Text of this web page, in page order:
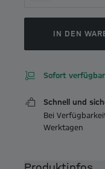
IN DEN
Sofort verfügbar
Schnell und
Bei
Werktagen